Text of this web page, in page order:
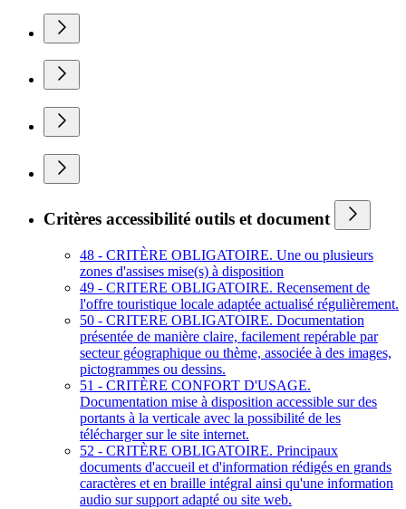
Critères accessibilité outils et document
48 - CRITÈRE OBLIGATOIRE. Une ou plusieurs
zones d'assises mise(s) à disposition
49 - CRITERE OBLIGATOIRE. Recensement de
l'offre touristique locale adaptée actualisé régulièrement.
50 - CRITERE OBLIGATOIRE. Documentation
présentée de manière claire, facilement repérable par
secteur géographique ou thème, associée à des images,
pictogrammes ou dessins.
51 - CRITÈRE CONFORT D'USAGE.
Documentation mise à disposition accessible sur des
portants à la verticale avec la possibilité de les
télécharger sur le site internet.
52 - CRITÈRE OBLIGATOIRE. Principaux
documents d'accueil et d'information rédigés en grands
caractères et en braille intégral ainsi qu'une information
audio sur support adapté ou site web.